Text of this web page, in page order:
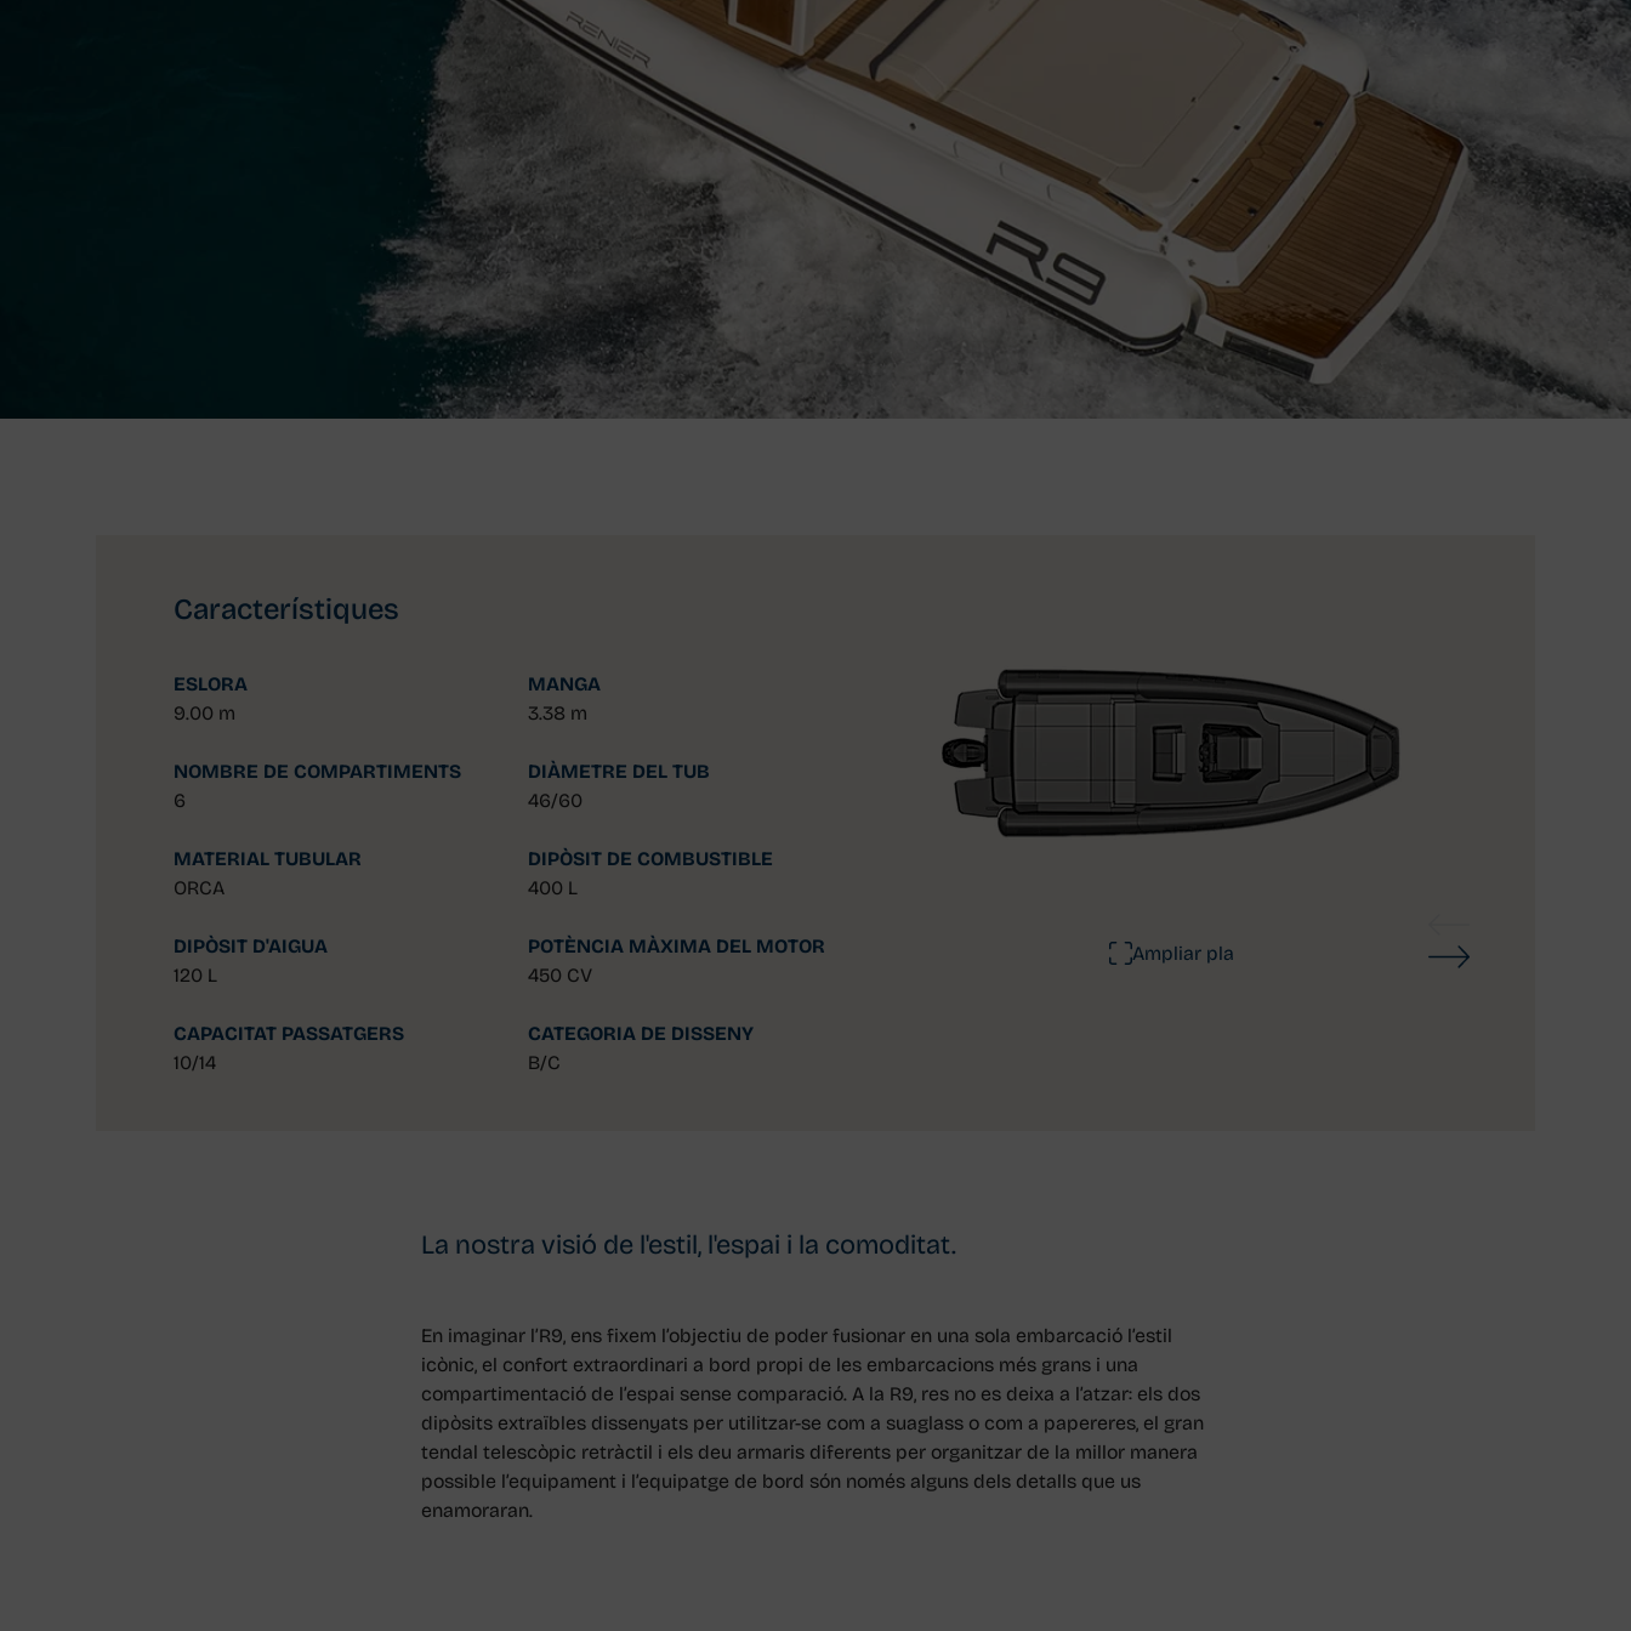
Característiques
ESLORA
9.00 m
MANGA
3.38 m
NOMBRE DE COMPARTIMENTS
6
DIÀMETRE DEL TUB
46/60
MATERIAL TUBULAR
ORCA
DIPÒSIT DE COMBUSTIBLE
400 L
DIPÒSIT D'AIGUA
120 L
POTÈNCIA MÀXIMA DEL MOTOR
450 CV
CAPACITAT PASSATGERS
10/14
CATEGORIA DE DISSENY
B/C
Ampliar pla
La nostra visió de l'estil, l'espai i la comoditat.
En imaginar l’R9, ens fixem l’objectiu de poder fusionar en una sola embarcació l’estil
icònic, el confort extraordinari a bord propi de les embarcacions més grans i una
compartimentació de l’espai sense comparació. A la R9, res no es deixa a l’atzar: els dos
dipòsits extraïbles dissenyats per utilitzar-se com a suaglass o com a papereres, el gran
tendal telescòpic retràctil i els deu armaris diferents per organitzar de la millor manera
possible l’equipament i l’equipatge de bord són només alguns dels detalls que us
enamoraran.